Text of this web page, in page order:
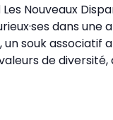
Nouveaux
dans
un souk
de diversité,